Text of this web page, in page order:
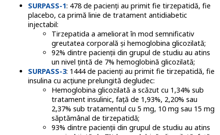
SURPASS-1: 478 de pacienți au primit fie tirzepatidă, fie
placebo, ca primă linie de tratament antidiabetic
injectabil:
Tirzepatida a ameliorat în mod semnificativ
greutatea corporală și hemoglobina glicozilată;
92% dintre pacienții din grupul de studiu au atins
un nivel țintă de 7% hemoglobină glicozilată;
SURPASS-3: 1444 de pacienți au primit fie tirzepatidă, fie
insulina cu acțiune prelungită degludec:
Hemoglobina glicozilată a scăzut cu 1,34% sub
tratament insulinic, față de 1,93%, 2,20% sau
2,37% sub tratamentul cu 5 mg, 10 mg sau 15 mg
săptămânal de tirzepatidă;
93% dintre pacienții din grupul de studiu au atins